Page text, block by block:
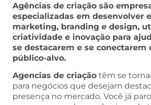
Agências de criação são
especializadas em desenvolver
marketing, branding e design,
criatividade e inovação para
se destacarem e se conectarem
público-alvo.
Agencias de criação têm se
para negócios que desejam
presença no mercado. Você já